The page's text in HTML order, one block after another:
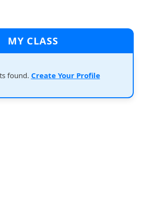
MY CLASS
found. Create Your Profile